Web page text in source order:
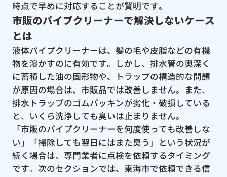
時点で早めに対応することが賢明です。
市販のパイプクリーナーで解決しないケース
とは
液体パイプクリーナーは、髪の毛や皮脂などの有機
物を溶かすのに有効です。しかし、排水管の奥深く
に蓄積した油の固形物や、トラップの構造的な問題
が原因の場合は、市販品では改善しません。また、
排水トラップのゴムパッキンが劣化・破損している
と、いくら洗浄しても臭いは止まりません。
「市販のパイプクリーナーを何度使っても改善しな
い」「掃除しても翌日にはまた臭う」という状況が
続く場合は、専門業者に点検を依頼するタイミング
です。次のセクションでは、東海市で依頼できる信